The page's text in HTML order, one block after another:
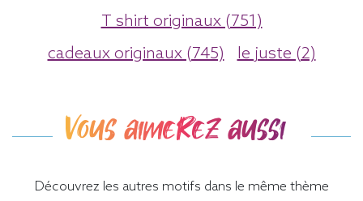
T shirt originaux (751)
cadeaux originaux (745)
le juste (2)
Vous aimerez aussi
Découvrez les autres motifs dans le même thème